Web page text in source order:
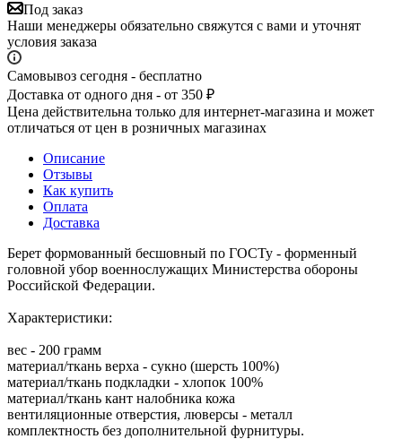
Под заказ
Наши менеджеры обязательно свяжутся с вами и уточнят
условия заказа
Самовывоз сегодня - бесплатно
Доставка от одного дня - от 350 ₽
Цена действительна только для интернет-магазина и может
отличаться от цен в розничных магазинах
Описание
Отзывы
Как купить
Оплата
Доставка
Берет формованный бесшовный по ГОСТу - форменный
головной убор военнослужащих Министерства обороны
Российской Федерации.
Характеристики:
вес - 200 грамм
материал/ткань верха - сукно (шерсть 100%)
материал/ткань подкладки - хлопок 100%
материал/ткань кант налобника кожа
вентиляционные отверстия, люверсы - металл
комплектность без дополнительной фурнитуры.